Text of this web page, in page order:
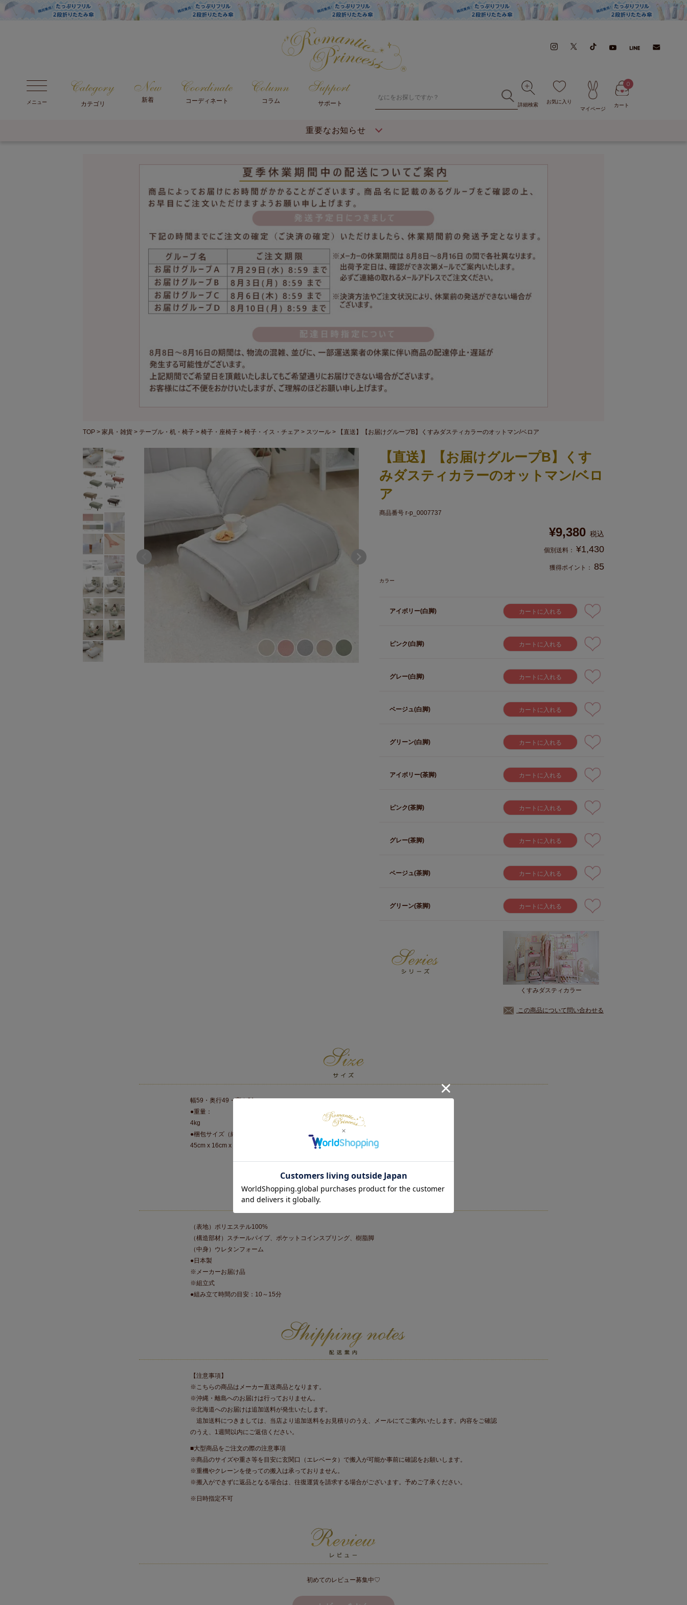
メニュー カテゴリ
新着 コーディネート コラム サポート 詳細検索
お気に入り
マイページ
カート
0
重要なお知らせ
TOP 家具・雑貨 テーブル・机・椅子 椅子・座椅子 椅子・イス・チェア スツール 【直送】【お届けグループB】くすみダスティカラーのオットマン/ベロア
【直送】【お届けグループB】くす
みダスティカラーのオットマン/ベロ
ア
商品番号 r-p_0007737
¥9,380 税込
¥1,430
獲得ポイント： 85
カラー
アイボリー(白脚) カートに入れる
ピンク(白脚) カートに入れる
グレー(白脚) カートに入れる
ベージュ(白脚) カートに入れる
グリーン(白脚) カートに入れる
アイボリー(茶脚) カートに入れる
ピンク(茶脚) カートに入れる
グレー(茶脚) カートに入れる
ベージュ(茶脚) カートに入れる
グリーン(茶脚) カートに入れる
くすみダスティカラー
この商品について問い合わせる
幅59・奥行49・高さ31cm
●重量：
4kg
●梱包サイズ（縦・横・高さ）：
45cm x 16cm x 66cm
（表地）ポリエステル100%
（構造部材）スチールパイプ、ポケットコインスプリング、樹脂脚
（中身）ウレタンフォーム
●日本製
※メーカーお届け品
※組立式
●組み立て時間の目安：10～15分
【注意事項】
※こちらの商品はメーカー直送商品となります。
※沖縄・離島へのお届けは行っておりません。
※北海道へのお届けは追加送料が発生いたします。
追加送料につきましては、当店より追加送料をお見積りのうえ、メールにてご案内いたします。内容をご確認
のうえ、1週間以内にご返信ください。
■大型商品をご注文の際の注意事項
※商品のサイズや重さ等を目安に玄関口（エレベータ）で搬入が可能か事前に確認をお願いします。
※重機やクレーンを使っての搬入は承っておりません。
※搬入ができずに返品となる場合は、往復運賃を請求する場合がございます。予めご了承ください。
※日時指定不可
初めてのレビュー募集中♡